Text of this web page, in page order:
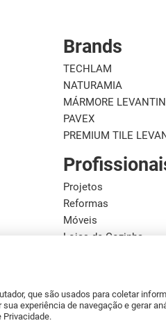
que são usados para coletar
experiência de navegação e gerar
Privacidade.
Brands
TECHLAM
NATURAMIA
MÁRMORE
PAVEX
PREMIUM TILE
Projetos
Reformas
Móveis
Lojas de Cozinha
Distribuidores